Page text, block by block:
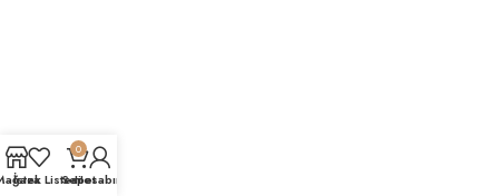
İstek Listesi
0
Sepet
Hesabım